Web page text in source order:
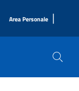
Area Personale |